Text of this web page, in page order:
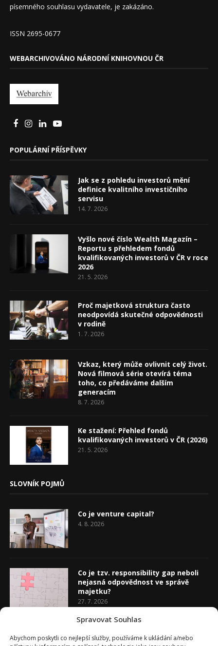
Spravovat Souhlas
Abychom poskytli co nejlepší služby, používáme k ukládání a/nebo
písemného souhlasu vydavatele, je zakázáno.
ISSN 2695-0677
WEBARCHIVOVÁNO NÁRODNÍ KNIHOVNOU ČR
POPULÁRNÍ PŘÍSPĚVKY
Jak se z pohledu investorů mění
definice kvalitního investičního
servisu
14. 7. 2026
Vyšlo nové číslo Wealth Magazín –
Reportu s přehledem fondů
kvalifikovaných investorů v ČR v roce
2026
21. 5. 2026
Proč majetková struktura často
neodpovídá skutečné odpovědnosti
v rodině
1. 7. 2026
Vzkaz, který může ovlivnit celý život.
Nová filmová série otevírá téma
toho, co předáváme dalším
generacím
8. 7. 2026
Ke stažení: Přehled fondů
kvalifikovaných investorů v ČR (2026)
21. 5. 2026
SLOVNÍK POJMŮ
Co je venture capital?
4. 8. 2026
Co je tzv. responsibility gap neboli
nejasná odpovědnost ve správě
majetku?
27. 7. 2026
20. 7. 2026